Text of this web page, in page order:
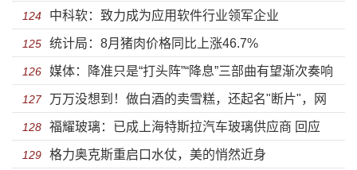
利润是后者的2倍
124 中科软：致力成为应用软件行业领军企业
125 统计局：8月猪肉价格同比上涨46.7%
126 媒体：降准只是“打头阵”“降息”三部曲有望渐次奏响
127 万万没想到！做白酒的卖雪糕，还起名"断片"，网
友：看到就醉了！A股玩起跨界，自己都怕？
128 福耀玻璃：已成上海特斯拉汽车玻璃供应商 回应
《美国工厂》
129 格力奥克斯重启口水仗，美的悄然近身